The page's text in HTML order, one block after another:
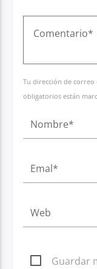
Tu dirección de correo
obligatorios están
Guardar